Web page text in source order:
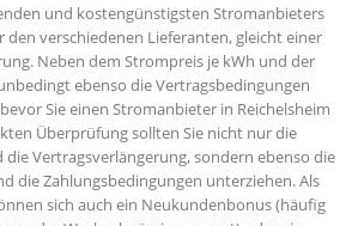
und kostengünstigsten Stromanbieters
den verschiedenen Lieferanten, gleicht einer
Neben dem Strompreis je kWh und der
ebenso die Vertragsbedingungen
Sie einen Stromanbieter in Reichelsheim
Überprüfung sollten Sie nicht nur die
Vertragsverlängerung, sondern ebenso die
die Zahlungsbedingungen unterziehen. Als
sich auch ein Neukundenbonus (häufig